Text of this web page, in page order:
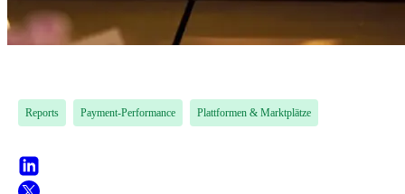
Reports Payment-Performance Plattformen & Marktplätze